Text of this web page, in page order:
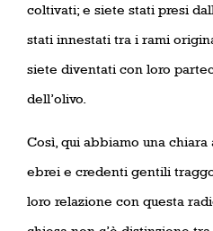
coltivati; e siete stati presi
stati innestati tra i rami
siete diventati con loro
dell’olivo.
Così, qui abbiamo una
ebrei e credenti gentili
loro relazione con questa